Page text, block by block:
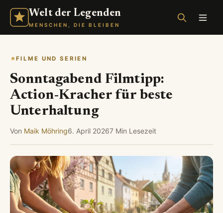
Welt der Legenden
MENSCHEN, DIE BLEIBEN
FILME UND SERIEN
Sonntagabend Filmtipp:
Action-Kracher für beste
Unterhaltung
Von Maik Möhring6. April 20267 Min Lesezeit